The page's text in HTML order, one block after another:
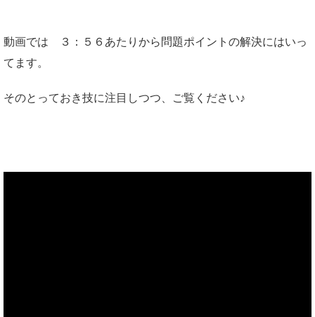
動画では ３：５６あたりから問題ポイントの解決にはいっ
てます。
そのとっておき技に注目しつつ、ご覧ください♪